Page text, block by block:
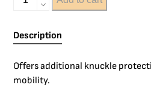
Description
Offers additional knuckle
mobility.